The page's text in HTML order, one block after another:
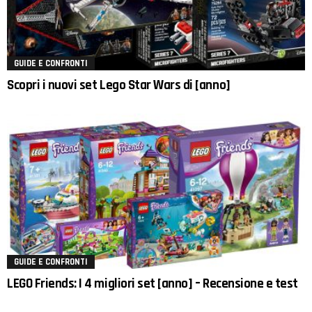
GUIDE E CONFRONTI
Scopri i nuovi set Lego Star Wars di [anno]
GUIDE E CONFRONTI
LEGO Friends: I 4 migliori set [anno] – Recensione e test